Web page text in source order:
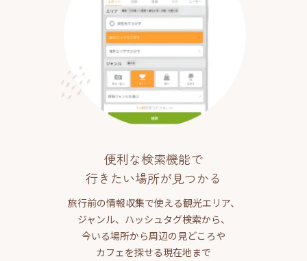
便利な検索機能で
行きたい場所が見つかる
旅行前の情報収集で使える観光エリア、
ジャンル、ハッシュタグ検索から、
今いる場所から周辺の見どころや
カフェを探せる現在地まで